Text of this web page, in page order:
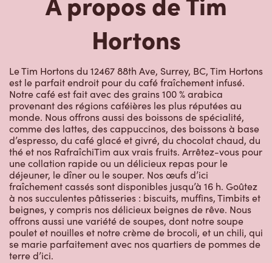
Hortons
Le Tim Hortons du 12467 88th Ave, Surrey, BC, Tim Hortons
est le parfait endroit pour du café fraîchement infusé.
Notre café est fait avec des grains 100 % arabica
provenant des régions caféières les plus réputées au
monde. Nous offrons aussi des boissons de spécialité,
comme des lattes, des cappuccinos, des boissons à base
d’espresso, du café glacé et givré, du chocolat chaud, du
thé et nos RafraîchiTim aux vrais fruits. Arrêtez-vous pour
une collation rapide ou un délicieux repas pour le
déjeuner, le dîner ou le souper. Nos œufs d’ici
fraîchement cassés sont disponibles jusqu’à 16 h. Goûtez
à nos succulentes pâtisseries : biscuits, muffins, Timbits et
beignes, y compris nos délicieux beignes de rêve. Nous
offrons aussi une variété de soupes, dont notre soupe
poulet et nouilles et notre crème de brocoli, et un chili, qui
se marie parfaitement avec nos quartiers de pommes de
terre d’ici.